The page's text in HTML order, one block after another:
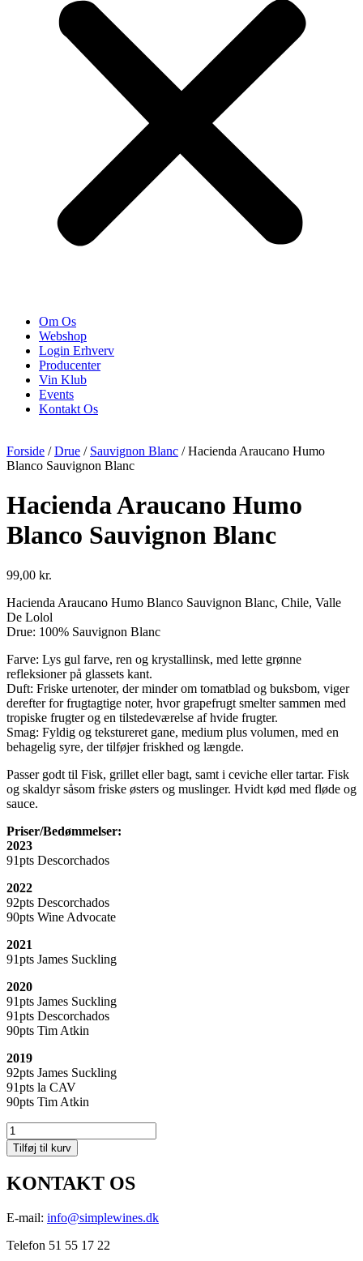
Om Os
Webshop
Login Erhverv
Producenter
Vin Klub
Events
Kontakt Os
Forside /Drue / Sauvignon Blanc / Hacienda Araucano Humo
Blanco Sauvignon Blanc
Hacienda Araucano Humo
Blanco Sauvignon Blanc
99,00 kr.
Hacienda Araucano Humo Blanco Sauvignon Blanc, Chile, Valle
De Lolol
Drue: 100% Sauvignon Blanc
Farve: Lys gul farve, ren og krystallinsk, med lette grønne
refleksioner på glassets kant.
Duft: Friske urtenoter, der minder om tomatblad og buksbom, viger
derefter for frugtagtige noter, hvor grapefrugt smelter sammen med
tropiske frugter og en tilstedeværelse af hvide frugter.
Smag: Fyldig og tekstureret gane, medium plus volumen, med en
behagelig syre, der tilføjer friskhed og længde.
Passer godt til Fisk, grillet eller bagt, samt i ceviche eller tartar. Fisk
og skaldyr såsom friske østers og muslinger. Hvidt kød med fløde og
sauce.
Priser/Bedømmelser:
2023
91pts Descorchados
2022
92pts Descorchados
90pts Wine Advocate
2021
91pts James Suckling
2020
91pts James Suckling
91pts Descorchados
90pts Tim Atkin
2019
92pts James Suckling
91pts la CAV
90pts Tim Atkin
Hacienda
Araucano
Humo
Sauvignon
antal
Tilføj til kurv
KONTAKT OS
E-mail: info@simplewines.dk
Telefon 51 55 17 22